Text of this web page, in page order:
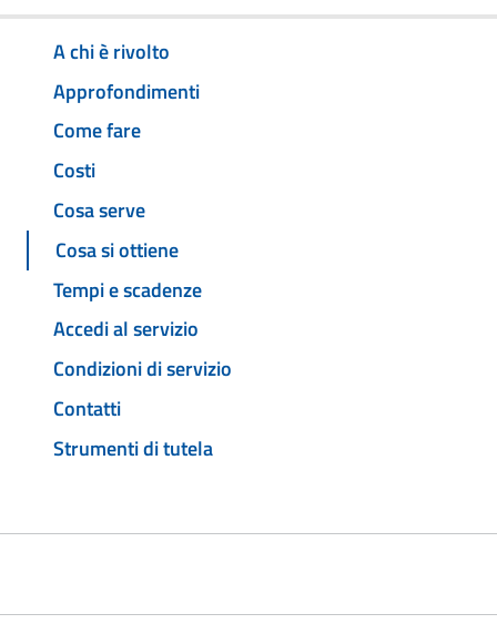
A chi è rivolto
Approfondimenti
Come fare
Costi
Cosa serve
Cosa si ottiene
Tempi e scadenze
Accedi al servizio
Condizioni di servizio
Contatti
Strumenti di tutela